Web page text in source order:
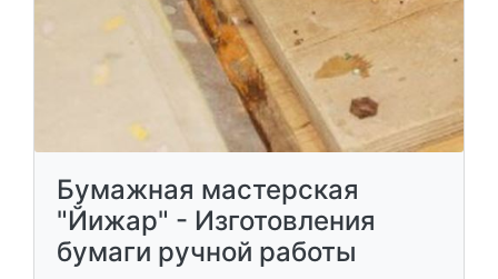
Бумажная мастерская
"Йижар" - Изготовления
бумаги ручной работы